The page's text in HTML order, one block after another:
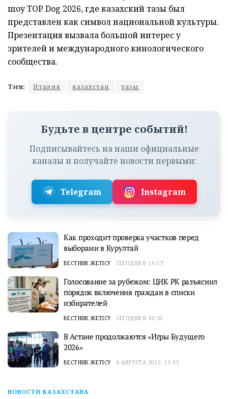
шоу TOP Dog 2026, где казахский тазы был
представлен как символ национальной культуры.
Презентация вызвала большой интерес у
зрителей и международного кинологического
сообщества.
Тэги: Италия казахстан тазы
Будьте в центре событий!
Подписывайтесь на наши официальные
каналы и получайте новости первыми:
Telegram Instagram
Как проходит проверка участков перед
выборами в Курултай
ВЕСТНИК ЖЕТІСУ СЕГОДНЯ В 16:17
Голосование за рубежом: ЦИК РК разъяснил
порядок включения граждан в списки
избирателей
ВЕСТНИК ЖЕТІСУ СЕГОДНЯ В 10:20
В Астане продолжаются «Игры Будущего
2026»
ВЕСТНИК ЖЕТІСУ 8 АВГУСТА 2026, 13:35
НОВОСТИ КАЗАХСТАНА